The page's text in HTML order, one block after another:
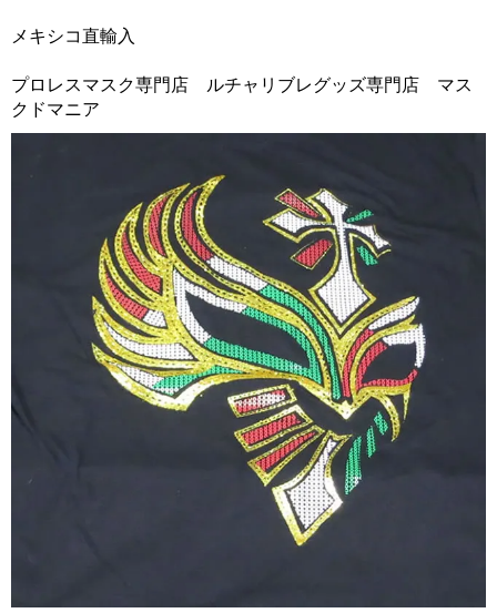
メキシコ直輸入
プロレスマスク専門店 ルチャリブレグッズ専門店 マス
クドマニア